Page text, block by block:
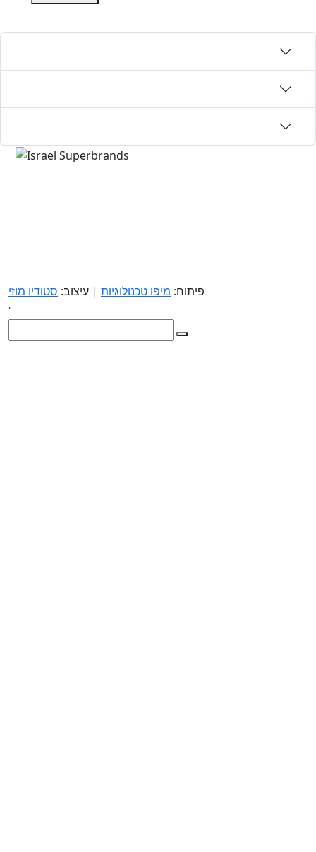
פיתוח: מיפו טכנולוגיות | עיצוב: סטודיו מוזי
.